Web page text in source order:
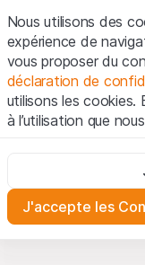
protection spécifique
Conditions
En utilisant le Site
"Site Web"), vous
vous acceptez les
vous n'acceptez
vous abstenir
Informations
Tous les droits de
Nous utilisons des
expérience de
vous proposer du
déclaration de
utilisons les
à l’utilisation que
Ces cookies sont
Internet et ne peuvent
Analyses
Ces cookies suivent
J'accepte les